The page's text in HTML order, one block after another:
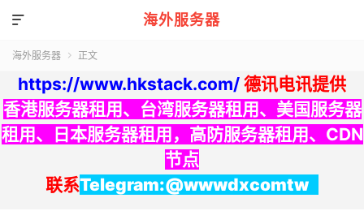
海外服务器

海外服务器  正文
https://www.hkstack.com/ 德讯电讯提供
香港服务器租用、 台湾服务器租用、 美国服务器
租用、 日本服务器租用 ， 高防服务器租用、 CDN
节点
联系Telegram:@wwwdxcomtw